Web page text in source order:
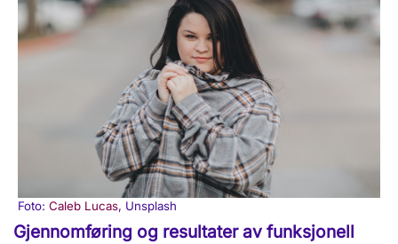
Foto: Caleb Lucas, Unsplash
Gjennomføring og resultater av funksjonell